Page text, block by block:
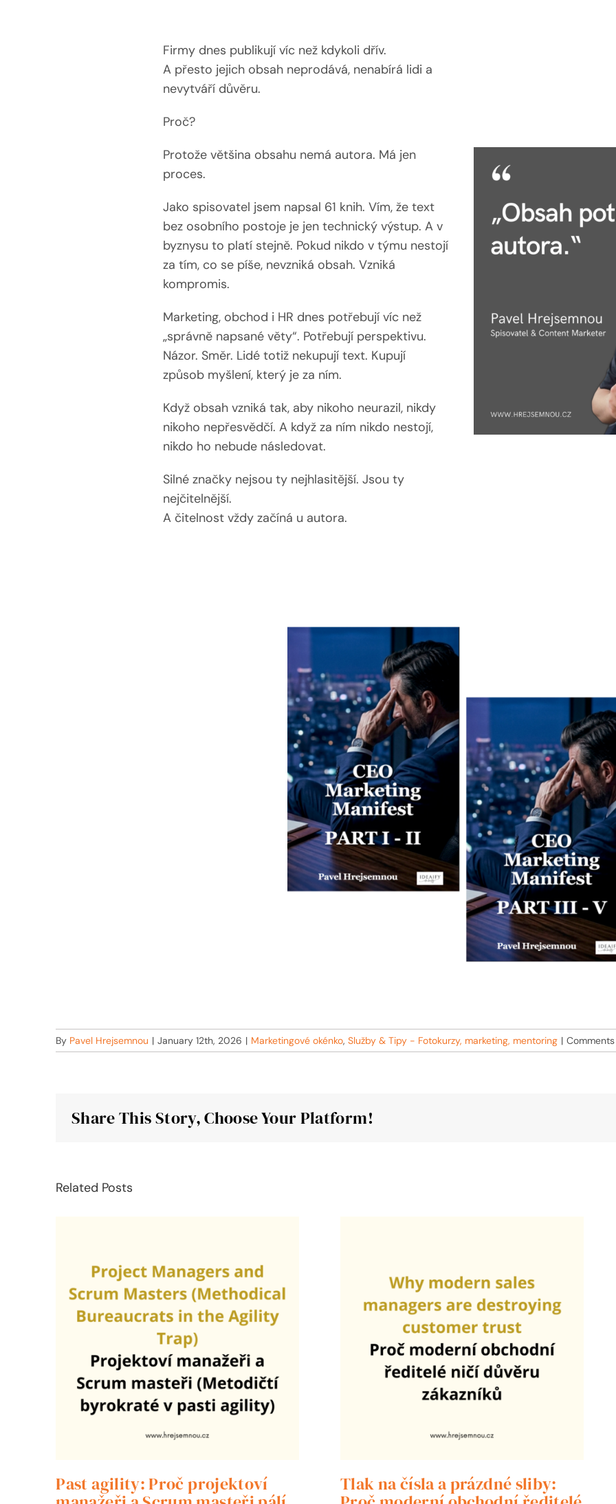
Firmy dnes publikují víc než kdykoli dřív.
A přesto jejich obsah neprodává, nenabírá lidi a
nevytváří důvěru.
Proč?
Protože většina obsahu nemá autora. Má jen
proces.
Jako spisovatel jsem napsal 61 knih. Vím, že text
bez osobního postoje je jen technický výstup. A v
byznysu to platí stejně. Pokud nikdo v týmu nestojí
za tím, co se píše, nevzniká obsah. Vzniká
kompromis.
Marketing, obchod i HR dnes potřebují víc než
„správně napsané věty“. Potřebují perspektivu.
Názor. Směr. Lidé totiž nekupují text. Kupují
způsob myšlení, který je za ním.
Když obsah vzniká tak, aby nikoho neurazil, nikdy
nikoho nepřesvědčí. A když za ním nikdo nestojí,
nikdo ho nebude následovat.
Silné značky nejsou ty nejhlasitější. Jsou ty
nejčitelnější.
A čitelnost vždy začíná u autora.
By Pavel Hrejsemnou | January 12th, 2026 | Marketingové okénko,Služby & Tipy - Fotokurzy, marketing, mentoring |
Share This Story, Choose Your Platform!
Related Posts
Past agility: Proč projektoví Tlak na čísla a prázdné sliby: